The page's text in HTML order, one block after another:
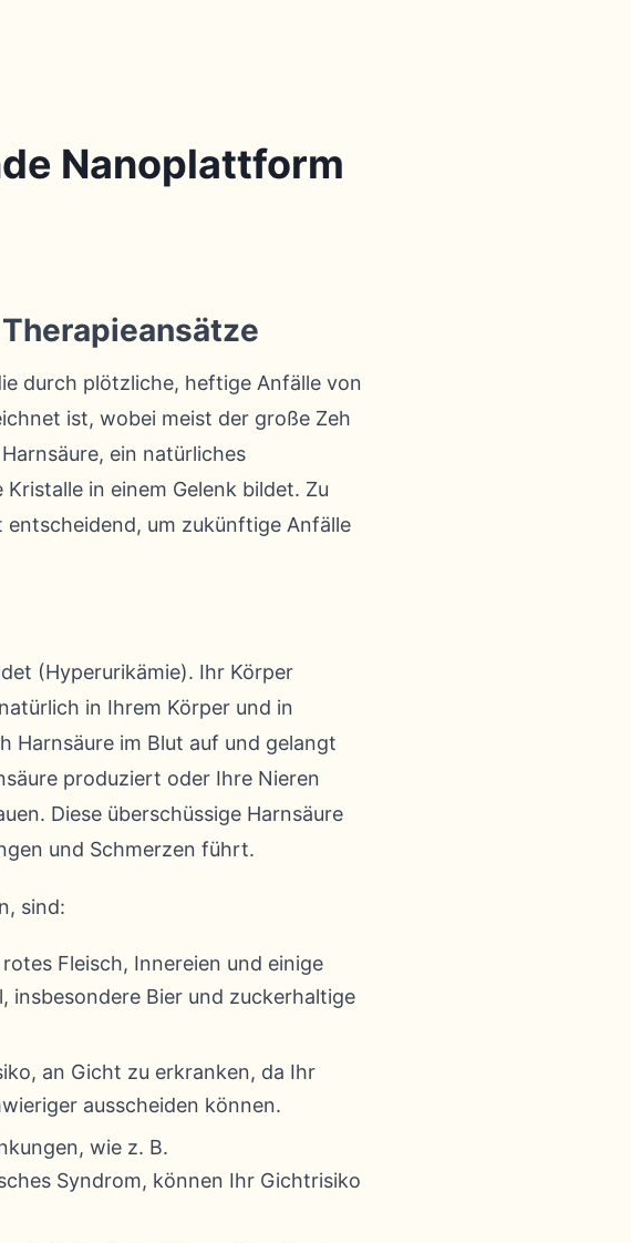
Nanoplattform
durch plötzliche, heftige Anfälle von
ist, wobei meist der große Zeh
ein natürliches
in einem Gelenk bildet. Zu
um zukünftige Anfälle
(Hyperurikämie). Ihr Körper
in Ihrem Körper und in
Harnsäure im Blut auf und gelangt
produziert oder Ihre Nieren
Diese überschüssige Harnsäure
und Schmerzen führt.
sind:
Fleisch, Innereien und einige
insbesondere Bier und zuckerhaltige
an Gicht zu erkranken, da Ihr
ausscheiden können.
wie z. B.
Syndrom, können Ihr Gichtrisiko